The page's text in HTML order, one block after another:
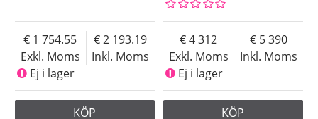
Exkl. Moms
1 754.55
Inkl. Moms
2 193.19
Ej i lager
KÖP
Exkl. Moms
4 312
Inkl. Moms
5 390
Ej i lager
KÖP